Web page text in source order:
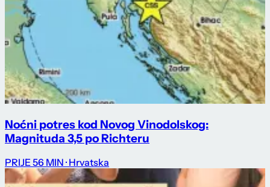
Noćni potres kod Novog Vinodolskog:
Magnituda 3,5 po Richteru
PRIJE 56 MIN · Hrvatska